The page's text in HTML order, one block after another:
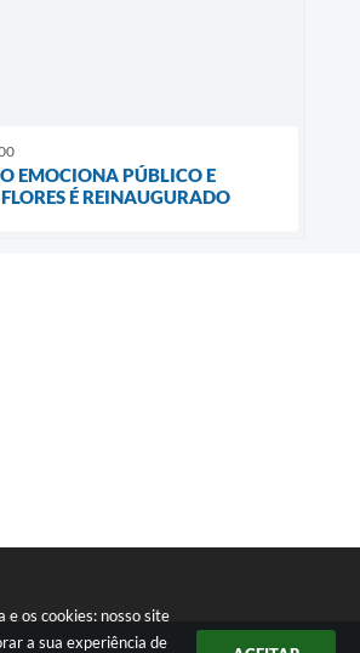
e os cookies: nosso site
a sua experiência de
EMOCIONA PÚBLICO E
É REINAUGURADO